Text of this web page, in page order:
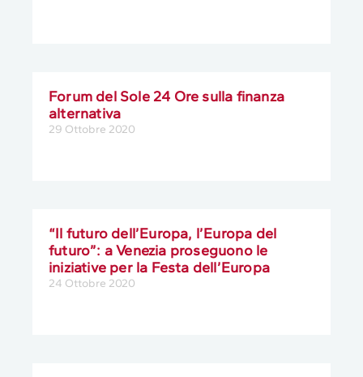
Forum del Sole 24 Ore sulla finanza
alternativa
29 Ottobre 2020
“Il futuro dell’Europa, l’Europa del
futuro”: a Venezia proseguono le
iniziative per la Festa dell’Europa
24 Ottobre 2020